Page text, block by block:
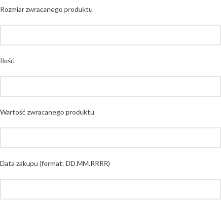
Rozmiar zwracanego produktu
Ilość
Wartość zwracanego produktu
Data zakupu (format: DD.MM.RRRR)